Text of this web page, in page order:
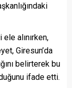
alınırken,
Giresun’da
belirterek bu
ifade etti.